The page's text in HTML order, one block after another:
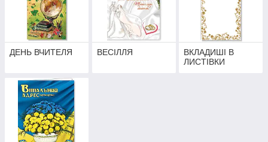
ДЕНЬ ВЧИТЕЛЯ ВЕСІЛЛЯ
ВКЛАДИШІ В
ЛИСТІВКИ